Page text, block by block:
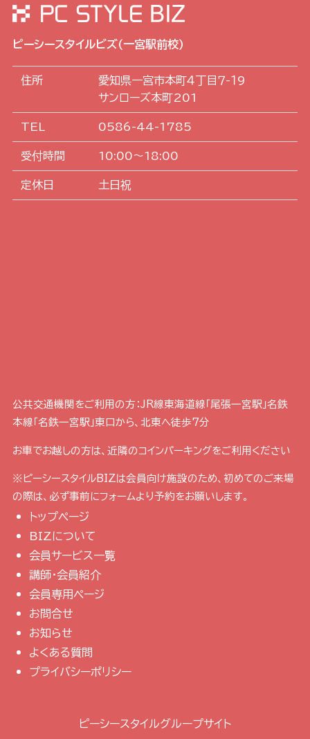
ピーシースタイルビズ（一宮駅前校）
住所
愛知県一宮市本町４丁目７-１9
サンローズ本町201
TEL 0586-44-1785
受付時間 10:00～18:00
定休日 土日祝
公共交通機関をご利用の方：JR線東海道線「尾張一宮駅」名鉄
本線「名鉄一宮駅」東口から、北東へ徒歩7分
お車でお越しの方は、近隣のコインパーキングをご利用ください
※ピーシースタイルBIZは会員向け施設のため、初めてのご来場
の際は、必ず事前にフォームより予約をお願いします。
トップページ
BIZについて
会員サービス一覧
講師・会員紹介
会員専用ページ
お問合せ
お知らせ
よくある質問
プライバシーポリシー
ピーシースタイルグループサイト